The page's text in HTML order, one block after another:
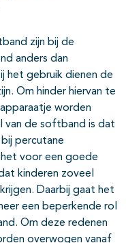
zijn bij de
anders dan
het gebruik dienen de
Om hinder hiervan te
worden
van de softband is dat
percutane
voor een goede
kinderen zoveel
Daarbij gaat het
een beperkende rol
Om deze redenen
overwogen vanaf